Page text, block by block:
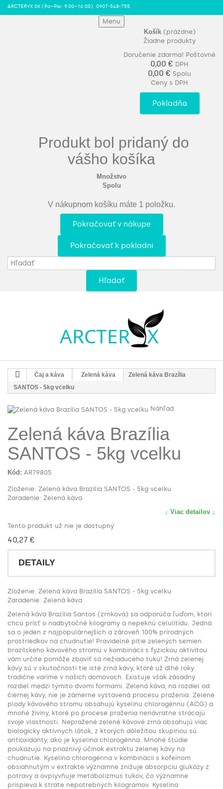
ARCTERYX.SK (Po–Pia: 9:00–16:00) 0907-548-755
Menu
Košík (prázdne)
Žiadne produkty
Doručenie zdarma! Poštovné
0,00 € DPH
0,00 € Spolu
Ceny s DPH
Pokladňa
Produkt bol pridaný do
vášho košíka
Množstvo
Spolu
V nákupnom košíku máte 1 položku.
Pokračovať v nákupe
Pokračovať k pokladni
Hľadať
Čaj a káva Zelená káva
Zelená káva Brazília
SANTOS - 5kg vcelku
Náhľad
Zelená káva Brazília
SANTOS - 5kg vcelku
Kód: AR79805
Zloženie: Zelená káva Brazília SANTOS - 5kg vcelku
Zaradenie: Zelená káva
↓ Viac detailov ↓
Tento produkt už nie je dostupný
40,27 €
DETAILY
Zloženie: Zelená káva Brazília SANTOS - 5kg vcelku
Zaradenie: Zelená káva
Zelená káva Brazília Santos (zrnková) sa odporúča ľuďom, ktorí
chcú prísť o nadbytočné kilogramy a nepeknú celulitídu. Jedná
sa o jeden z najpopulárnejších a zároveň 100% prírodných
prostriedkov na chudnutie! Pravidelné pitie zelených semien
brazílskeho kávového stromu v kombinácii s fyzickou aktivitou
vám určite pomôže zbaviť sa nežiaduceho tuku! Zrná zelenej
kávy sú v skutočnosti tie isté zrná kávy, ktoré už dlhé roky
tradične varíme v našich domovoch. Existuje však zásadný
rozdiel medzi týmito dvomi formami. Zelená káva, na rozdiel od
čiernej kávy, nie je zámerne vystavená procesu praženia. Zelené
plody kávového stromu obsahujú kyselinu chlorogénnu (ACG) a
mnohé živiny, ktoré po procese praženia nenávratne strácajú
svoje vlastnosti. Nepražené zelené kávové zrná obsahujú viac
biologicky aktívnych látok, z ktorých dôležitou skupinou sú
antioxidanty, ako je kyselina chlorogénna. Mnohé štúdie
poukazujú na priaznivý účinok extraktu zelenej kávy na
chudnutie. Kyselina chlorogénna v kombinácii s kofeínom
obsiahnutým v extrakte významne znižuje absorpciu glukózy z
potravy a ovplyvňuje metabolizmus tukov, čo významne
prispieva k strate nepotrebných kilogramov. Kyselina